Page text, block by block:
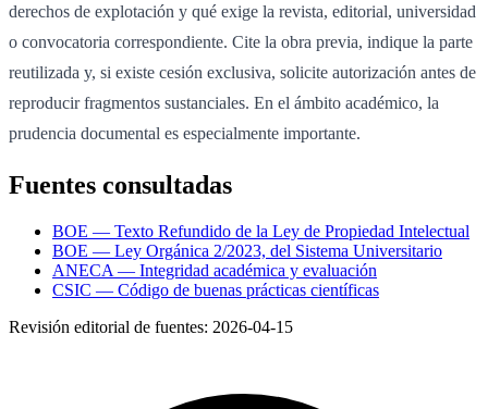
derechos de explotación y qué exige la revista, editorial, universidad
o convocatoria correspondiente. Cite la obra previa, indique la parte
reutilizada y, si existe cesión exclusiva, solicite autorización antes de
reproducir fragmentos sustanciales. En el ámbito académico, la
prudencia documental es especialmente importante.
Fuentes consultadas
BOE — Texto Refundido de la Ley de Propiedad Intelectual
BOE — Ley Orgánica 2/2023, del Sistema Universitario
ANECA — Integridad académica y evaluación
CSIC — Código de buenas prácticas científicas
Revisión editorial de fuentes: 2026-04-15